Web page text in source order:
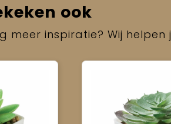
ook
meer inspiratie? Wij helpen